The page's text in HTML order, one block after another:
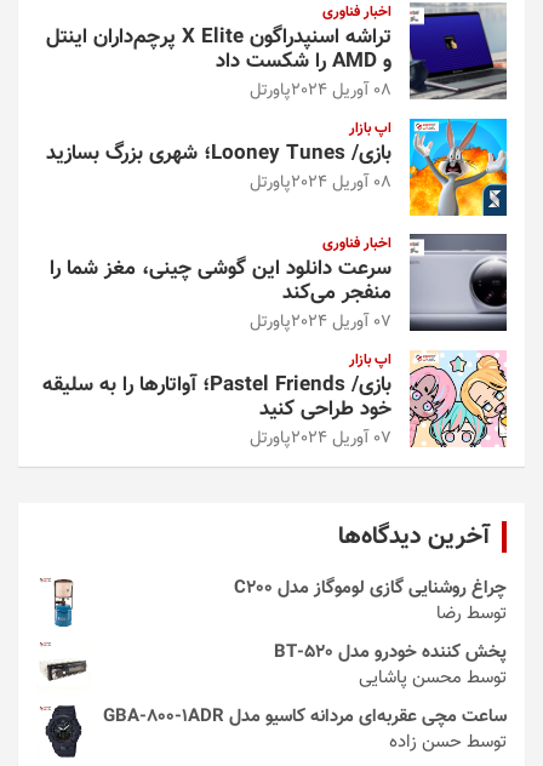
اخبار فناوری
تراشه اسنپدراگون X Elite پرچم‌داران اینتل
و AMD را شکست داد
08 آوریل 2024 پاورتل
اپ بازار
بازی/ Looney Tunes؛ شهری بزرگ بسازید
08 آوریل 2024 پاورتل
اخبار فناوری
سرعت دانلود این گوشی چینی، مغز شما را
منفجر می‌کند
07 آوریل 2024 پاورتل
اپ بازار
بازی/ Pastel Friends؛ آواتارها را به سلیقه
خود طراحی کنید
07 آوریل 2024 پاورتل
آخرین دیدگاه‌ها
چراغ روشنایی گازی لوموگاز مدل C200
توسط رضا
پخش کننده خودرو مدل 520-BT
توسط محسن پاشایی
ساعت مچی عقربه‌ای مردانه کاسیو مدل GBA-800-1ADR
توسط حسن زاده